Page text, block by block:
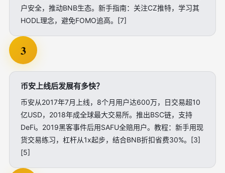
户安全，推动BNB生态。新手指南：关注CZ推特，学习其
HODL理念，避免FOMO追高。[7]
3
币安上线后发展有多快？
币安从2017年7月上线，8个月用户达600万，日交易超10
亿USD，2018年成全球最大交易所。推出BSC链，支持
DeFi。2019黑客事件后用SAFU全赔用户。教程：新手用现
货交易练习，杠杆从1x起步，结合BNB折扣省费30%。[3]
[5]